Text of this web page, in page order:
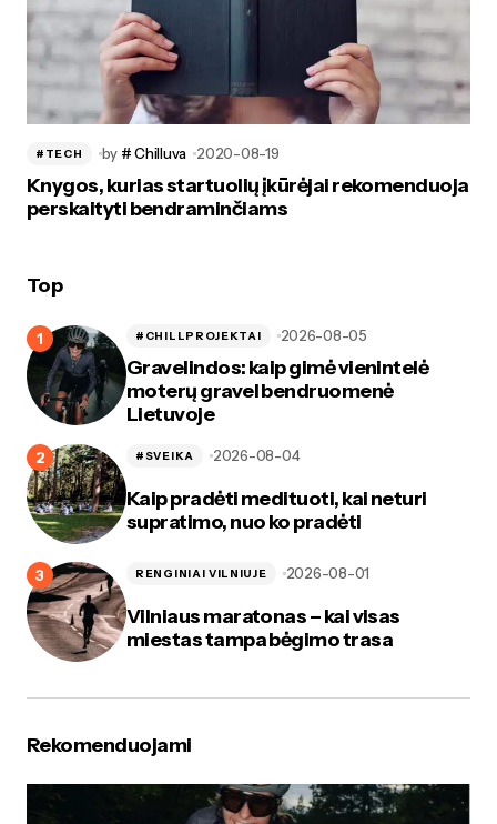
#TECH by # Chilluva 2020-08-19
Knygos, kurias startuolių įkūrėjai rekomenduoja
perskaityti bendraminčiams
Top
Gravelindos: kaip gimė vienintelė
moterų gravel bendruomenė
Lietuvoje
#CHILLPROJEKTAI 2026-08-05
Kaip pradėti medituoti, kai neturi
supratimo, nuo ko pradėti
#SVEIKA 2026-08-04
Vilniaus maratonas – kai visas
miestas tampa bėgimo trasa
RENGINIAI VILNIUJE 2026-08-01
Rekomenduojami